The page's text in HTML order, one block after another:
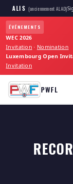
ALIS (anciennement ALAD)
ÉVÉNEMENTS
WEC 2026
Invitation · Nomination
Luxembourg Open
Invitation
PWFL